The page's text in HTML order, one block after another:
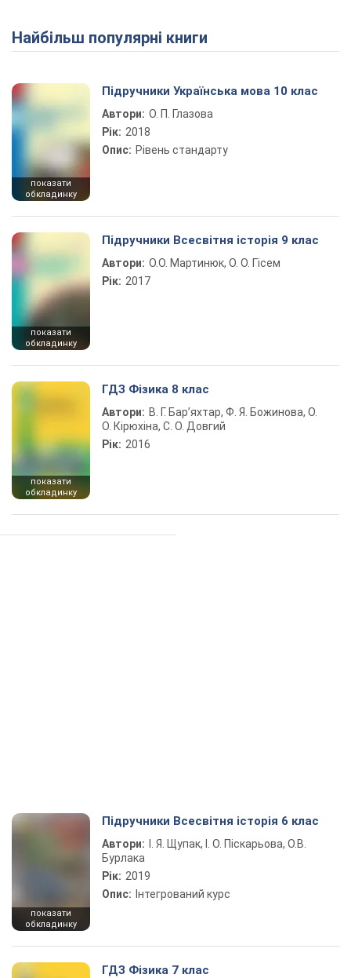
Play Video
Найбільш популярні книги
показати
обкладинку
Підручники Українська мова 10 клас
Автори: О. П. Глазова
Рік: 2018
Опис: Рівень стандарту
показати
обкладинку
Підручники Всесвітня історія 9 клас
Автори: О.О. Мартинюк, О. О. Гісем
Рік: 2017
показати
обкладинку
ГДЗ Фізика 8 клас
Автори: В. Г. Бар’яхтар, Ф. Я. Божинова, О.
О. Кірюхіна, С. О. Довгий
Рік: 2016
показати
обкладинку
Підручники Всесвітня історія 6 клас
Автори:
І. Я. Щупак, І. О. Піскарьова, О.В.
Бурлака
Рік: 2019
Опис: Інтегрований курс
ГДЗ Фізика 7 клас